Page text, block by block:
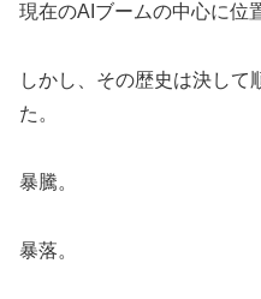
現在のAIブームの中心に位
しかし、その歴史は決して
た。
暴騰。
暴落。